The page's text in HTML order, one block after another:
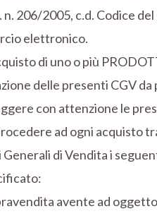
206/2005, c.d. Codice del
elettronico.
di uno o più
delle presenti CGV
con attenzione le
ad ogni acquisto
di Vendita i
avente ad